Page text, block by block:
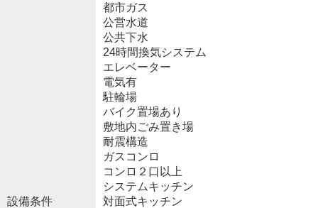
設備条件
都市ガス
公営水道
公共下水
24時間換気システム
エレベーター
電気有
駐輪場
バイク置場あり
敷地内ごみ置き場
耐震構造
ガスコンロ
コンロ２口以上
システムキッチン
対面式キッチン